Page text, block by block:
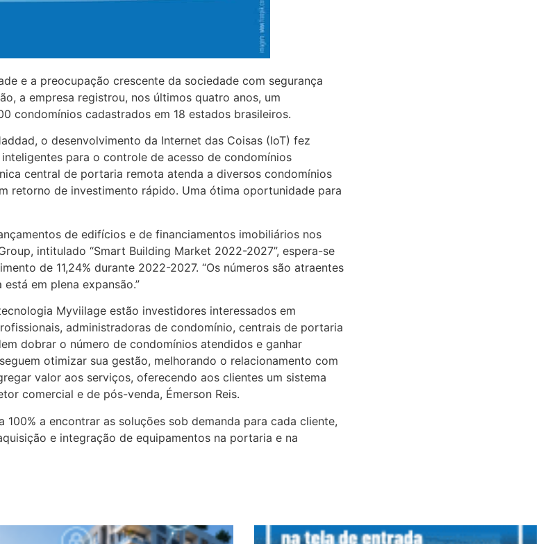
e a preocupação crescente da sociedade com segurança
a empresa registrou, nos últimos quatro anos, um
condomínios cadastrados em 18 estados brasileiros.
o desenvolvimento da Internet das Coisas (IoT) fez
para o controle de acesso de condomínios
central de portaria remota atenda a diversos condomínios
retorno de investimento rápido. Uma ótima oportunidade para
de edifícios e de financiamentos imobiliários nos
intitulado “Smart Building Market 2022-2027”, espera-se
de 11,24% durante 2022-2027. “Os números são atraentes
em plena expansão.”
Myviilage estão investidores interessados em
administradoras de condomínio, centrais de portaria
dobrar o número de condomínios atendidos e ganhar
otimizar sua gestão, melhorando o relacionamento com
valor aos serviços, oferecendo aos clientes um sistema
comercial e de pós-venda, Émerson Reis.
a encontrar as soluções sob demanda para cada cliente,
e integração de equipamentos na portaria e na